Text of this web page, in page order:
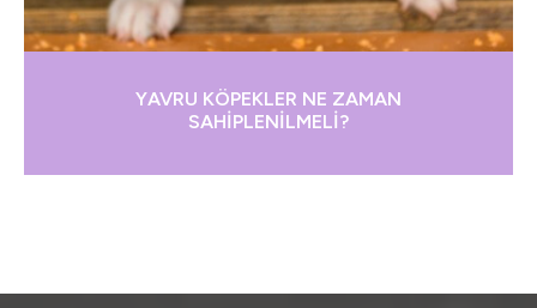
YAVRU KÖPEKLER NE ZAMAN
SAHİPLENİLMELİ?